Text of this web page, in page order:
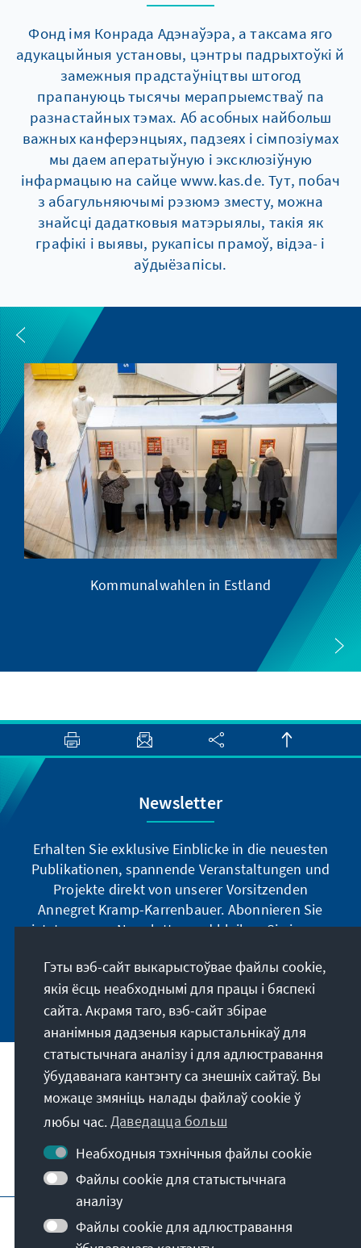
Фонд імя Конрада Адэнаўэра, а таксама яго
адукацыйныя установы, цэнтры падрыхтоўкі й
замежныя прадстаўніцтвы штогод
прапануюць тысячы мерапрыемстваў па
разнастайных тэмах. Аб асобных найбольш
важных канферэнцыях, падзеях і сімпозіумах
мы даем аператыўную і эксклюзіўную
інфармацыю на сайце www.kas.de. Тут, побач
з абагульняючымі рэзюмэ зместу, можна
знайсці дадатковыя матэрыялы, такія як
графікі і выявы, рукапісы прамоў, відэа- і
аўдыёзапісы.
Kommunalwahlen in Estland
Newsletter
Erhalten Sie exklusive Einblicke in die neuesten
Publikationen, spannende Veranstaltungen und
Projekte direkt von unserer Vorsitzenden
Annegret Kramp-Karrenbauer. Abonnieren Sie
jetzt unseren Newsletter und bleiben Sie immer
Jetzt abonnieren
Наша місія
Кантакт
Іншыя прапановы ад фундацыі
Выходныя дадзеныя
Умовы выкарыстання
Гэты вэб-сайт выкарыстоўвае файлы cookie,
якія ёсць неабходнымі для працы і бяспекі
сайта. Акрамя таго, вэб-сайт збірае
ананімныя дадзеныя карыстальнікаў для
статыстычнага аналізу і для адлюстравання
ўбудаванага кантэнту са знешніх сайтаў. Вы
можаце змяніць налады файлаў cookie ў
любы час.Даведацца больш
Неабходныя тэхнічныя файлы cookie
Файлы cookie для статыстычнага
аналізу
Файлы cookie для адлюстравання